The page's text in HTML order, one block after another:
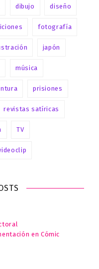
dibujo diseño
fotografía
japón
música
prisiones
revistas satíricas
TV
en Cómic